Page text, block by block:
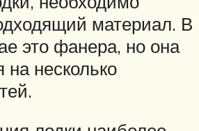
материал. В
это фанера, но она
на несколько